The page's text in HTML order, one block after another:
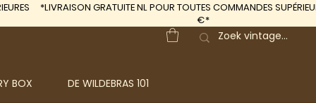
BOX DE WILDEBRAS 101
*LIVRAISON GRATUITENL POUR TOUTES COMMANDES
€*